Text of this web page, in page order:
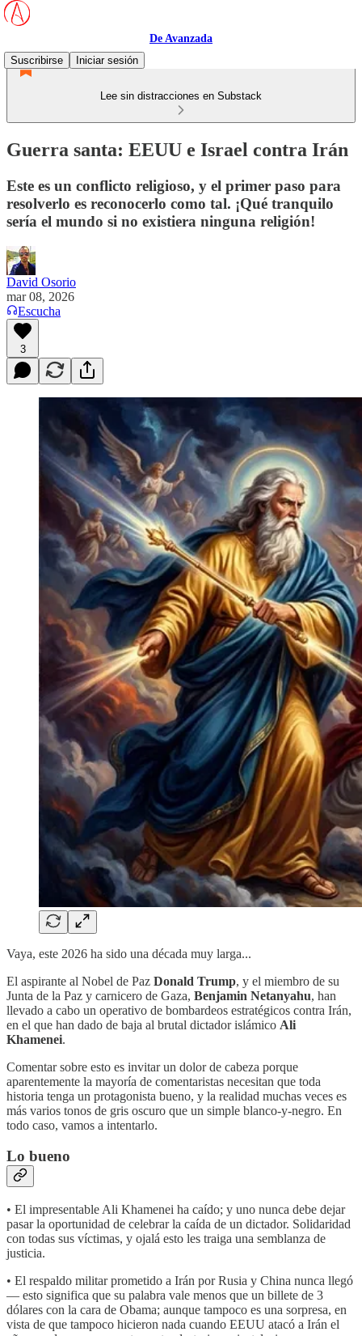
De Avanzada
Suscribirse
Iniciar sesión
Lee sin distracciones en Substack
Guerra santa: EEUU e Israel contra Irán
Este es un conflicto religioso, y el primer paso para
resolverlo es reconocerlo como tal. ¡Qué tranquilo
sería el mundo si no existiera ninguna religión!
David Osorio
mar 08, 2026
Escucha
3
Vaya, este 2026 ha sido una década muy larga...
El aspirante al Nobel de Paz Donald Trump, y el miembro de su
Junta de la Paz y carnicero de Gaza, Benjamin Netanyahu, han
llevado a cabo un operativo de bombardeos estratégicos contra Irán,
en el que han dado de baja al brutal dictador islámico Ali
Khamenei.
Comentar sobre esto es invitar un dolor de cabeza porque
aparentemente la mayoría de comentaristas necesitan que toda
historia tenga un protagonista bueno, y la realidad muchas veces es
más varios tonos de gris oscuro que un simple blanco-y-negro. En
todo caso, vamos a intentarlo.
Lo bueno
• El impresentable Ali Khamenei ha caído; y uno nunca debe dejar
pasar la oportunidad de celebrar la caída de un dictador. Solidaridad
con todas sus víctimas, y ojalá esto les traiga una semblanza de
justicia.
• El respaldo militar prometido a Irán por Rusia y China nunca llegó
— esto significa que su palabra vale menos que un billete de 3
dólares con la cara de Obama; aunque tampoco es una sorpresa, en
vista de que tampoco hicieron nada cuando EEUU atacó a Irán el